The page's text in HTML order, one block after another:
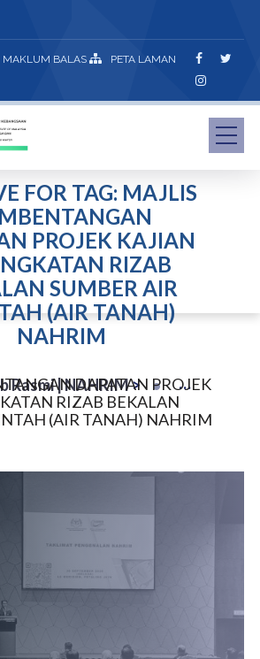
MAKLUM BALAS
PETA LAMAN
FOR TAG: MAJLIS
PROJEK KAJIAN
RIZAB
SUMBER AIR
(AIR TANAH)
NAHRIM
Rasmi | NAHRIM>
DAPATAN PROJEK
RIZAB BEKALAN
(AIR TANAH) NAHRIM